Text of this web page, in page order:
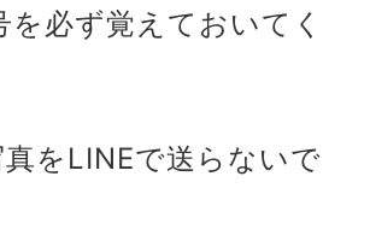
必ず覚えておいてく
真をLINEで送らないで